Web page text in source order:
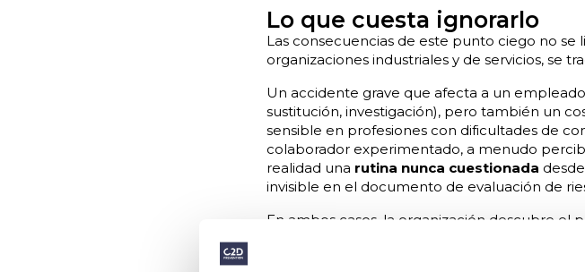
Lo que cuesta ignorarlo
Las consecuencias de este punto ciego no se
organizaciones industriales y de servicios, se
Un accidente grave que afecta a un
sustitución, investigación), pero también un
sensible en profesiones con dificultades de
colaborador experimentado, a menudo
realidad una rutina nunca cuestionada
invisible en el documento de evaluación de
En ambos casos, la organización descubre el